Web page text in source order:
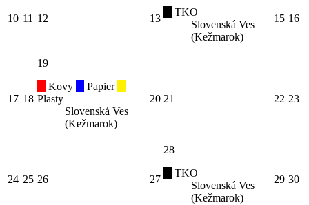
10 11 12 13
TKO
Slovenská Ves
(Kežmarok)
15 16
17 18
19
Kovy
Papier
Plasty
Slovenská Ves
(Kežmarok)
20 21 22 23
24 25 26 27
28
TKO
Slovenská Ves
(Kežmarok)
29 30